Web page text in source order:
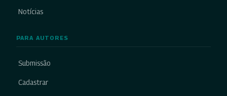
Notícias
PARA AUTORES
Submissão
Cadastrar